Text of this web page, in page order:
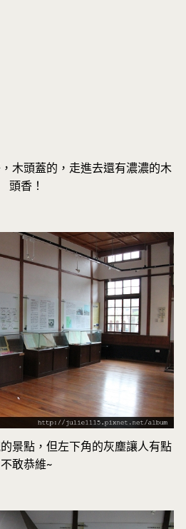
木頭蓋的，走進去還有濃濃的木
頭香！
景點，但左下角的灰塵讓人有點
不敢恭維~